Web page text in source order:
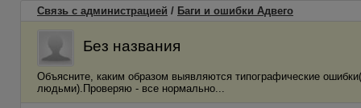
Связь с администрацией / Баги и ошибки Адвего
Без названия
Объясните, каким образом выявляются типографические
людьми).Проверяю - все нормально...